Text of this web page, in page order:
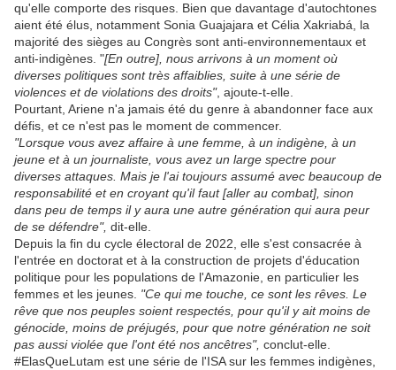
qu'elle comporte des risques. Bien que davantage d'autochtones
aient été élus, notamment Sonia Guajajara et Célia Xakriabá, la
majorité des sièges au Congrès sont anti-environnementaux et
anti-indigènes. "[En outre], nous arrivons à un moment où
diverses politiques sont très affaiblies, suite à une série de
violences et de violations des droits", ajoute-t-elle.
Pourtant, Ariene n'a jamais été du genre à abandonner face aux
défis, et ce n'est pas le moment de commencer.
"Lorsque vous avez affaire à une femme, à un indigène, à un
jeune et à un journaliste, vous avez un large spectre pour
diverses attaques. Mais je l'ai toujours assumé avec beaucoup de
responsabilité et en croyant qu'il faut [aller au combat], sinon
dans peu de temps il y aura une autre génération qui aura peur
de se défendre", dit-elle.
Depuis la fin du cycle électoral de 2022, elle s'est consacrée à
l'entrée en doctorat et à la construction de projets d'éducation
politique pour les populations de l'Amazonie, en particulier les
femmes et les jeunes. "Ce qui me touche, ce sont les rêves. Le
rêve que nos peuples soient respectés, pour qu'il y ait moins de
génocide, moins de préjugés, pour que notre génération ne soit
pas aussi violée que l'ont été nos ancêtres", conclut-elle.
#ElasQueLutam est une série de l'ISA sur les femmes indigènes,